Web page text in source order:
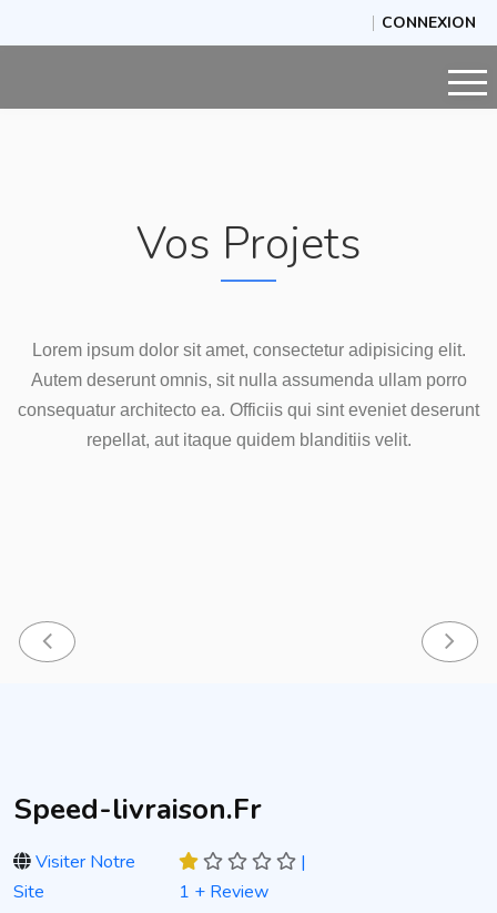
CONNEXION
Vos Projets
Lorem ipsum dolor sit amet, consectetur adipisicing elit.
Autem deserunt omnis, sit nulla assumenda ullam porro
consequatur architecto ea. Officiis qui sint eveniet deserunt
repellat, aut itaque quidem blanditiis velit.
Speed-livraison.Fr
Visiter Notre
Site
|
1 + Review